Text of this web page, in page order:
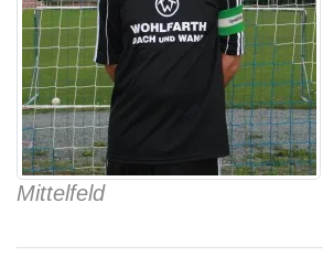
Mittelfeld